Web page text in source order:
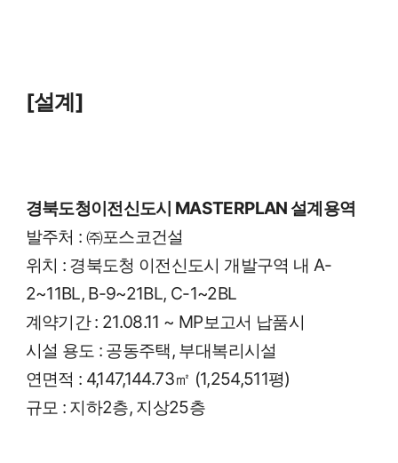
[설계]
경북도청이전신도시 MASTERPLAN설계용역
발주처 : ㈜포스코건설
위치 : 경북도청 이전신도시 개발구역 내 A-
2~11BL, B-9~21BL, C-1~2BL
계약기간: 21.08.11 ~ MP보고서 납품시
시설 용도 : 공동주택, 부대복리시설
연면적 : 4,147,144.73㎡ (1,254,511평)
규모 : 지하2층, 지상25층